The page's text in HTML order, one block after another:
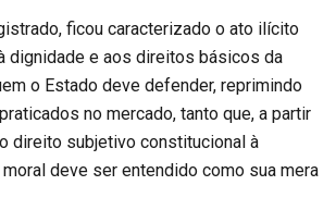
ficou caracterizado o ato ilícito
dignidade e aos direitos básicos da
o Estado deve defender, reprimindo
no mercado, tanto que, a partir
direito subjetivo constitucional à
deve ser entendido como sua mera